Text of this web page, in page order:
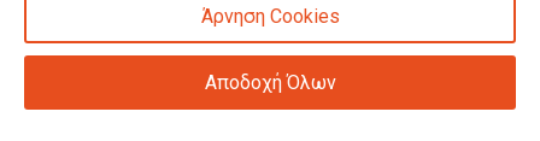
Άρνηση Cookies
Αποδοχή Όλων